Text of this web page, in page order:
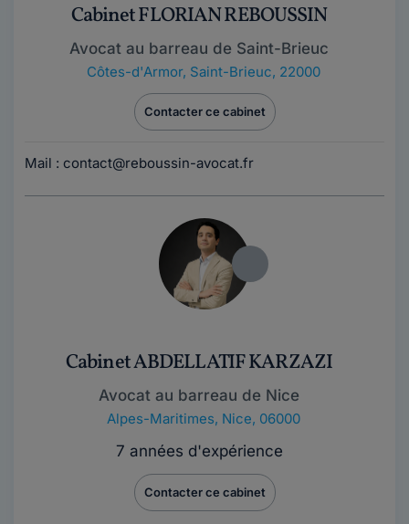
Cabinet FLORIAN REBOUSSIN
Avocat au barreau de Saint-Brieuc
Côtes-d'Armor, Saint-Brieuc, 22000
Contacter ce cabinet
Mail : contact@reboussin-avocat.fr
Cabinet ABDELLATIF KARZAZI
Avocat au barreau de Nice
Alpes-Maritimes, Nice, 06000
7 années d'expérience
Contacter ce cabinet